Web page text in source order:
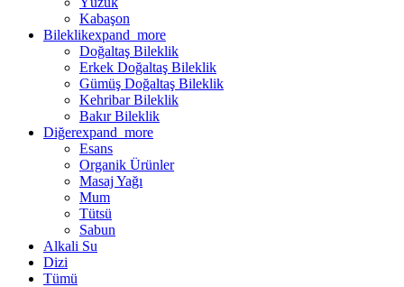
Kabaşon
Bileklikexpand_more
Doğaltaş Bileklik
Erkek Doğaltaş Bileklik
Gümüş Doğaltaş Bileklik
Kehribar Bileklik
Bakır Bileklik
Diğerexpand_more
Esans
Organik Ürünler
Masaj Yağı
Mum
Tütsü
Sabun
Alkali Su
Dizi
Tümü